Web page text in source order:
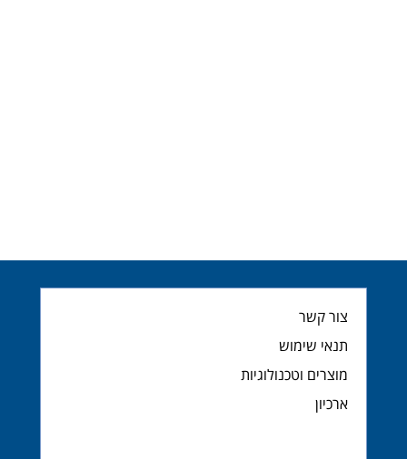
צור קשר
תנאי שימוש
מוצרים וטכנולוגיות
ארכיון